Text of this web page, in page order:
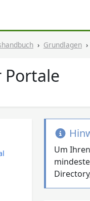
Grundlagen
Portale
Um